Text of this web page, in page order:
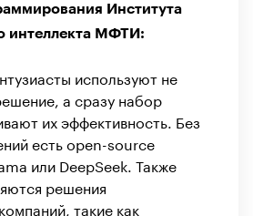
Института
интеллекта МФТИ:
используют не
а сразу набор
их эффективность. Без
есть open-source
или DeepSeek. Также
решения
такие как